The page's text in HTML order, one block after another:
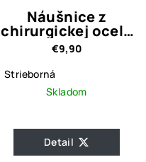
Náušnice z
chirurgickej ocele
Crystal
€9,90
Strieborná
Skladom
Detail